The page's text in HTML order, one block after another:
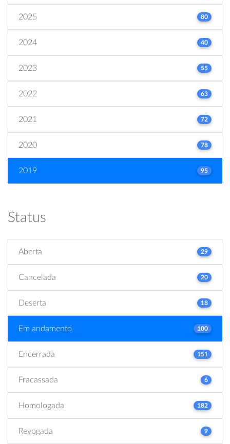
2025 80
2024 40
2023 55
2022 63
2021 72
2020 78
2019 95
Status
Aberta 29
Cancelada 20
Deserta 18
Em andamento 100
Encerrada 151
Fracassada 6
Homologada 182
Revogada 9